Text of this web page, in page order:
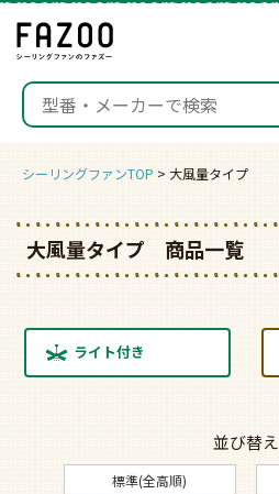
シーリングファンTOP 大風量タイプ
大風量タイプ 商品一覧
ライト付き
並び替え
標準(全高順)